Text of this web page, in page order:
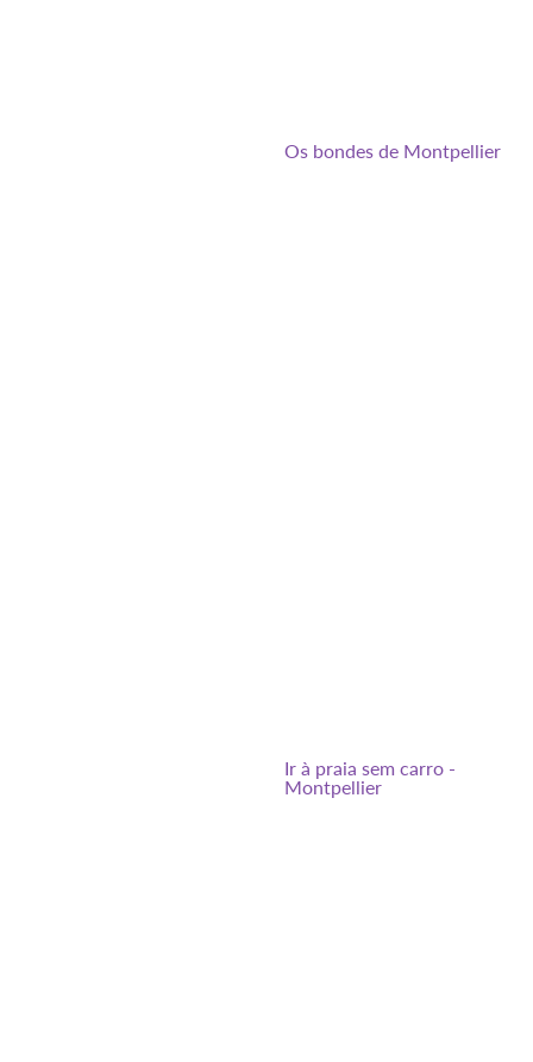
Os bondes de Montpellier
Ir à praia sem carro -
Montpellier